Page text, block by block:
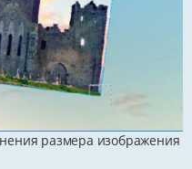
размера изображения